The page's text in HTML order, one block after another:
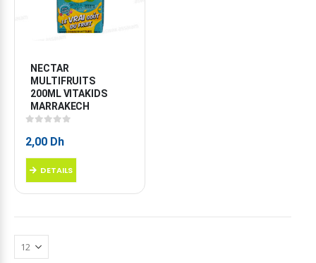
NECTAR
MULTIFRUITS
200ML VITAKIDS
MARRAKECH
2,00 Dh
DETAILS